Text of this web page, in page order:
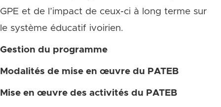
GPE et de l’impact de ceux-ci à long terme sur
le système éducatif ivoirien.
Gestion du programme
Modalités de mise en œuvre du PATEB
Mise en œuvre des activités du PATEB